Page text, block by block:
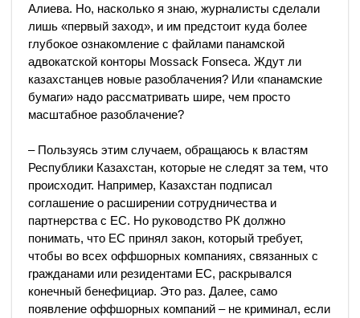
Алиева. Но, насколько я знаю, журналисты сделали
лишь «первый заход», и им предстоит куда более
глубокое ознакомление с файлами панамской
адвокатской конторы Mossack Fonseca. Ждут ли
казахстанцев новые разоблачения? Или «панамские
бумаги» надо рассматривать шире, чем просто
масштабное разоблачение?
– Пользуясь этим случаем, обращаюсь к властям
Республики Казахстан, которые не следят за тем, что
происходит. Например, Казахстан подписал
соглашение о расширении сотрудничества и
партнерства с ЕС. Но руководство РК должно
понимать, что ЕС принял закон, который требует,
чтобы во всех оффшорных компаниях, связанных с
гражданами или резидентами ЕС, раскрывался
конечный бенефициар. Это раз. Далее, само
появление оффшорных компаний – не криминал, если